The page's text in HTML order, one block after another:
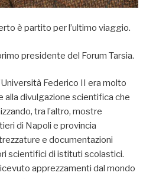
è partito per l’ultimo viaggio.
presidente del Forum Tarsia.
Federico II era molto
alla divulgazione scientifica che
tra l’altro, mostre
di Napoli e provincia
e documentazioni
scientifici di istituti scolastici.
icevuto apprezzamenti dal mondo